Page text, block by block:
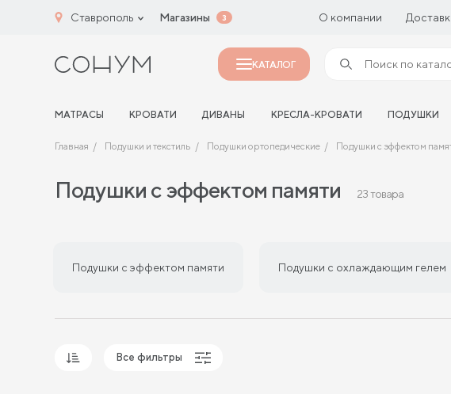
Ставрополь Магазины 3 О компании
КАТАЛОГ
МАТРАСЫ КРОВАТИ ДИВАНЫ КРЕСЛА-КРОВАТИ ПОДУШКИ
Главная Подушки и текстиль Подушки ортопедические Подушки с эффектом
Подушки с эффектом памяти 23 товара
Подушки с эффектом памяти Подушки с охлаждающим гелем
Все фильтры